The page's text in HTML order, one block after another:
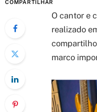
COMPARTILHAR
O cantor e
realizado
marco